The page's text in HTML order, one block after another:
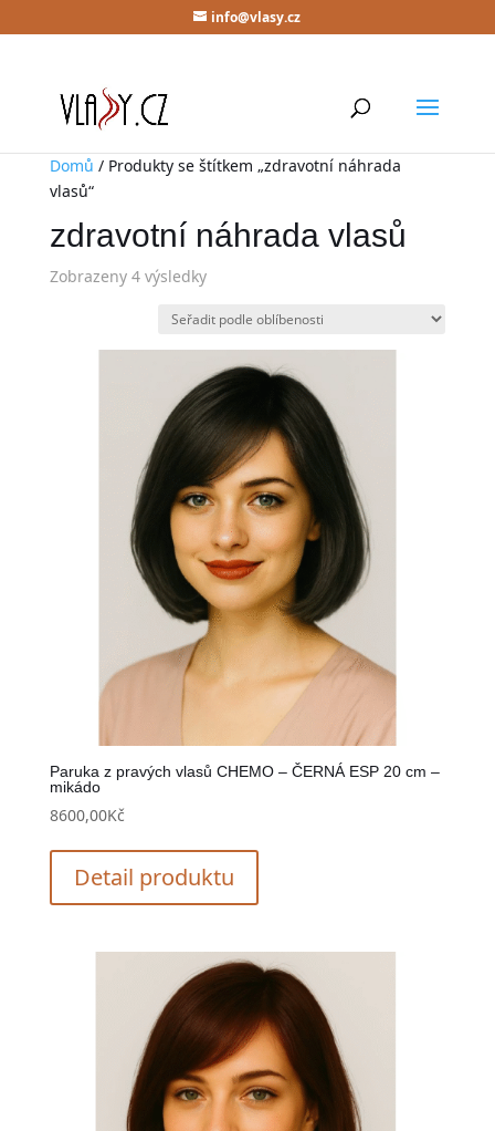
info@vlasy.cz
Domů / Produkty se štítkem „zdravotní náhrada
vlasů“
zdravotní náhrada vlasů
Zobrazeny 4 výsledky
Paruka z pravých vlasů CHEMO – ČERNÁ ESP 20 cm –
mikádo
8600,00Kč
Detail produktu